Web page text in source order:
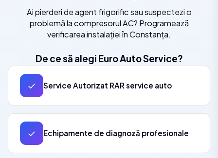
Ai pierderi de agent frigorific sau suspectezi o
problemă la compresorul AC? Programează
verificarea instalației în Constanța.
De ce să alegi Euro Auto Service?
✓ Service Autorizat RAR service auto
✓ Echipamente de diagnoză profesionale